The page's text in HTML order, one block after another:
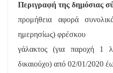
Περιγραφή της δημόσιας
προμήθεια αφορά
ημερησίως) φρέσκου
γάλακτος (για παροχή 1
δικαιούχο) από 02/01/2020